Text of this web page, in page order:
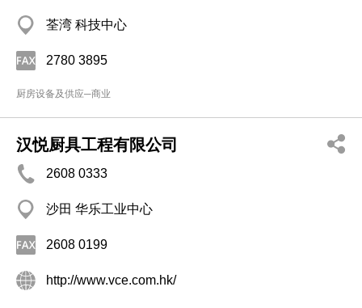
荃湾 科技中心
2780 3895
厨房设备及供应─商业
汉悦厨具工程有限公司
2608 0333
沙田 华乐工业中心
2608 0199
http://www.vce.com.hk/